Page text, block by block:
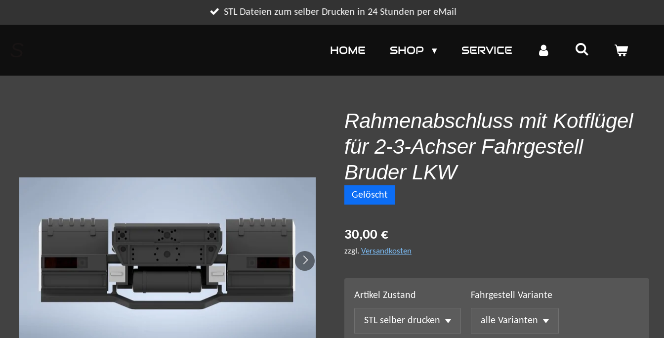
Hauptinhalt
STL Dateien zum selber Drucken in 24 Stunden per eMail
HOME SHOP SERVICE
Rahmenabschluss mit Kotflügel
für 2-3-Achser Fahrgestell
Bruder LKW
Gelöscht
30,00 €
zzgl. Versandkosten
Artikel Zustand Fahrgestell Variante